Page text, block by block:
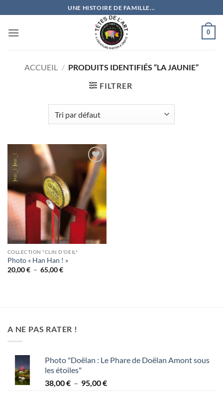
au
contenu
UNE HISTOIRE DE FAMILLE...
0
ACCUEIL / PRODUITS IDENTIFIÉS “LA JAUNIE”
FILTRER
Ajouter
à la
wishlist
COLLECTION "CLIN D'OEIL"
Photo « Han Han ! »
20,00€ – 65,00€Plage
A NE PAS RATER !
Photo "Doëlan : Le Phare de Doëlan Amont sous
les étoiles"
38,00€ – 95,00€Plage